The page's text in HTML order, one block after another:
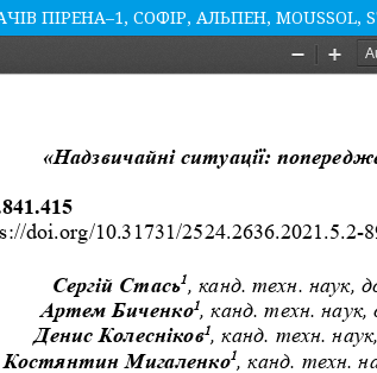
ПІРЕНА–1, СОФІР, АЛЬПЕН, MOUSSOL,